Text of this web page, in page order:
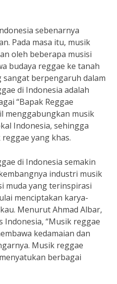
sebenarnya
Pada masa itu, musik
oleh beberapa musisi
budaya reggae ke tanah
sangat berpengaruh dalam
di Indonesia adalah
“Bapak Reggae
menggabungkan musik
Indonesia, sehingga
yang khas.
di Indonesia semakin
industri musik
muda yang terinspirasi
menciptakan karya-
Menurut Ahmad Albar,
Indonesia, “Musik reggae
kedamaian dan
Musik reggae
berbagai